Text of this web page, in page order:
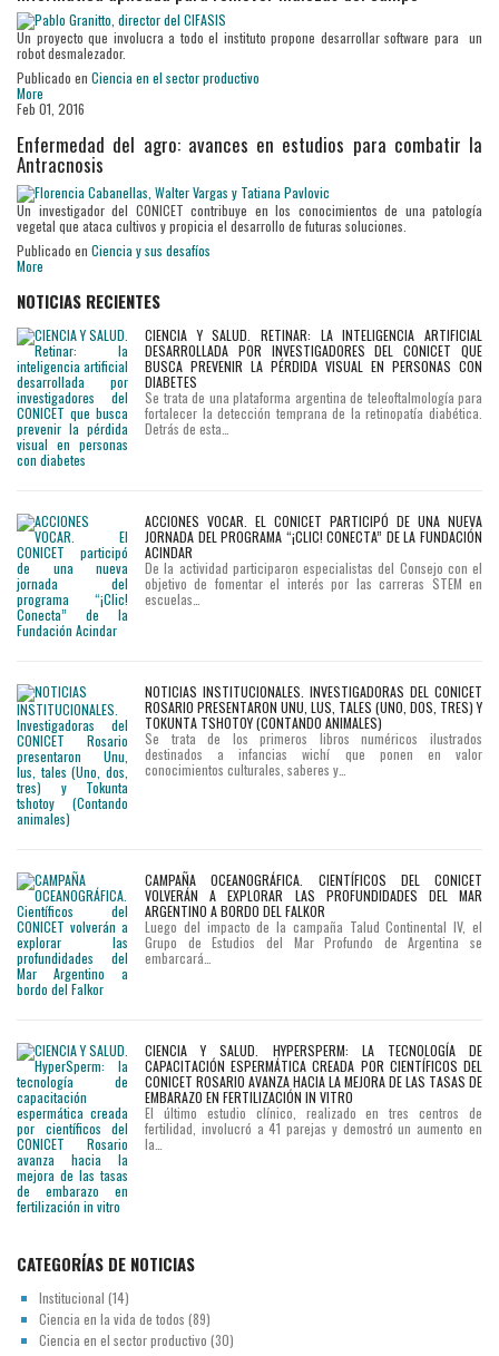
Un proyecto que involucra a todo el instituto propone desarrollar software para un
robot desmalezador.
Publicado en Ciencia en el sector productivo
More
Feb 01, 2016
Enfermedad del agro: avances en estudios para combatir la
Antracnosis
Un investigador del CONICET contribuye en los conocimientos de una patología
vegetal que ataca cultivos y propicia el desarrollo de futuras soluciones.
Publicado en Ciencia y sus desafíos
More
NOTICIAS RECIENTES
CIENCIA Y SALUD. RETINAR: LA INTELIGENCIA ARTIFICIAL
DESARROLLADA POR INVESTIGADORES DEL CONICET QUE
BUSCA PREVENIR LA PÉRDIDA VISUAL EN PERSONAS CON
DIABETES
Se trata de una plataforma argentina de teleoftalmología para
fortalecer la detección temprana de la retinopatía diabética.
Detrás de esta…
ACCIONES VOCAR. EL CONICET PARTICIPÓ DE UNA NUEVA
JORNADA DEL PROGRAMA “¡CLIC! CONECTA” DE LA FUNDACIÓN
ACINDAR
De la actividad participaron especialistas del Consejo con el
objetivo de fomentar el interés por las carreras STEM en
escuelas…
NOTICIAS INSTITUCIONALES. INVESTIGADORAS DEL CONICET
ROSARIO PRESENTARON UNU, LUS, TALES (UNO, DOS, TRES) Y
TOKUNTA TSHOTOY (CONTANDO ANIMALES)
Se trata de los primeros libros numéricos ilustrados
destinados a infancias wichí que ponen en valor
conocimientos culturales, saberes y…
CAMPAÑA OCEANOGRÁFICA. CIENTÍFICOS DEL CONICET
VOLVERÁN A EXPLORAR LAS PROFUNDIDADES DEL MAR
ARGENTINO A BORDO DEL FALKOR
Luego del impacto de la campaña Talud Continental IV, el
Grupo de Estudios del Mar Profundo de Argentina se
embarcará…
CIENCIA Y SALUD. HYPERSPERM: LA TECNOLOGÍA DE
CAPACITACIÓN ESPERMÁTICA CREADA POR CIENTÍFICOS DEL
CONICET ROSARIO AVANZA HACIA LA MEJORA DE LAS TASAS DE
EMBARAZO EN FERTILIZACIÓN IN VITRO
El último estudio clínico, realizado en tres centros de
fertilidad, involucró a 41 parejas y demostró un aumento en
la…
CATEGORÍAS DE NOTICIAS
Institucional (14)
Ciencia en la vida de todos (89)
Ciencia en el sector productivo (30)